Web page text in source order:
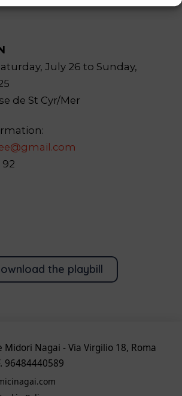
July 26 to Sunday,
de St Cyr/Mer
92
the playbill
Midori Nagai - Via Virgilio 18, Roma
96484440589